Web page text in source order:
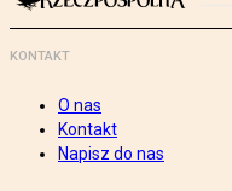
KONTAKT
O nas
Kontakt
Napisz do nas